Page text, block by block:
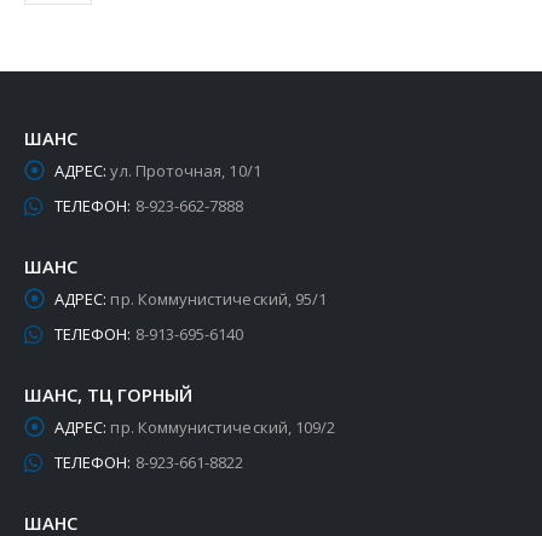
ШАНС
АДРЕС: ул. Проточная, 10/1
ТЕЛЕФОН: 8-923-662-7888
ШАНС
АДРЕС: пр. Коммунистический, 95/1
ТЕЛЕФОН: 8-913-695-6140
ШАНС, ТЦ ГОРНЫЙ
АДРЕС: пр. Коммунистический, 109/2
ТЕЛЕФОН: 8-923-661-8822
ШАНС